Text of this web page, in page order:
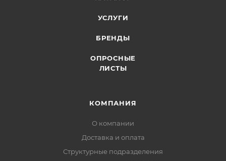
УСЛУГИ
БРЕНДЫ
ОПРОСНЫЕ
ЛИСТЫ
КОМПАНИЯ
О компании
Доставка и оплата
Структурные подразделения